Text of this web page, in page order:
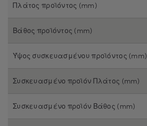
Πλάτος προϊόντος (mm)
Βάθος προϊόντος (mm)
Ύψος συσκευασμένου προϊόντος (mm)
Συσκευασμένο προϊόν Πλάτος (mm)
Συσκευασμένο προϊόν Βάθος (mm)